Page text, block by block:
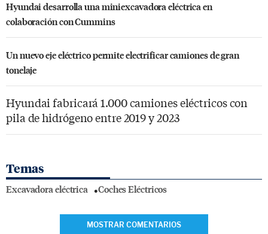
Hyundai desarrolla una miniexcavadora eléctrica en
colaboración con Cummins
Un nuevo eje eléctrico permite electrificar camiones de gran
tonelaje
Hyundai fabricará 1.000 camiones eléctricos con
pila de hidrógeno entre 2019 y 2023
Temas
Excavadora eléctrica Coches Eléctricos
MOSTRAR COMENTARIOS